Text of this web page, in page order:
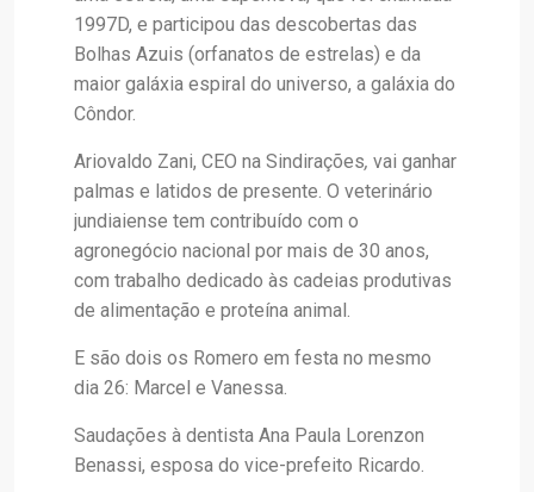
1997D, e participou das descobertas das
Bolhas Azuis (orfanatos de estrelas) e da
maior galáxia espiral do universo, a galáxia do
Côndor.
Ariovaldo Zani, CEO na Sindirações, vai ganhar
palmas e latidos de presente. O veterinário
jundiaiense tem contribuído com o
agronegócio nacional por mais de 30 anos,
com trabalho dedicado às cadeias produtivas
de alimentação e proteína animal.
E são dois os Romero em festa no mesmo
dia 26: Marcel e Vanessa.
Saudações à dentista Ana Paula Lorenzon
Benassi, esposa do vice-prefeito Ricardo.